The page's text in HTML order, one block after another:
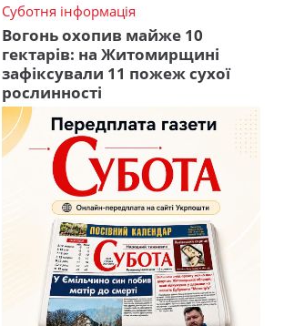
Суботня інформація
Вогонь охопив майже 10
гектарів: на Житомирщині
зафіксували 11 пожеж сухої
рослинності